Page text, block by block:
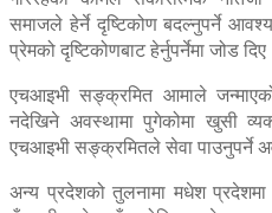
समाजले हेर्ने दृष्टिकोण बदल्नुपर्ने
प्रेमको दृष्टिकोणबाट हेर्नुपर्नेमा जोड दिए
एचआइभी सङ्क्रमित आमाले
नदेखिने अवस्थामा पुगेकोमा खुसी
एचआइभी सङ्क्रमितले सेवा पाउनुपर्ने
अन्य प्रदेशको तुलनामा मधेश